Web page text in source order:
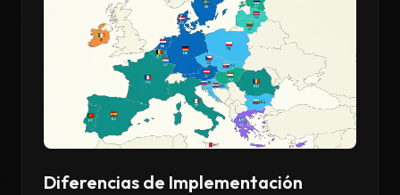
Diferencias de Implementación